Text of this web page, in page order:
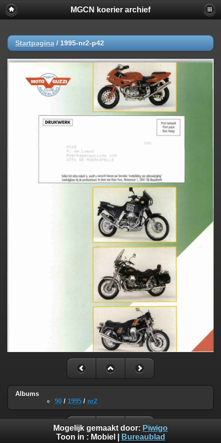
MGCN koerier archief
Startpagina / 1995-nr2-p42
Albums
90 / 1995 / nr2
Mogelijk gemaakt door: Piwigo
Toon in : Mobiel Bureaublad